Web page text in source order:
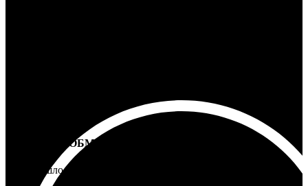
ВОЗВРАТ И ОБМЕН
Не подошло - вернем деньги